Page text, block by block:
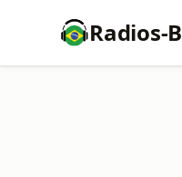
Radios-